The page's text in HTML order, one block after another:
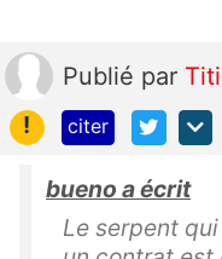
Publié par
!
citer
bueno a écrit
Le serpent